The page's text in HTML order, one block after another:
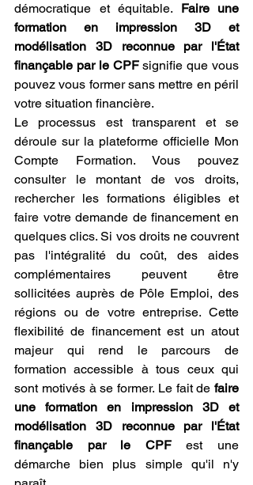
démocratique et équitable. Faire une
formation en impression 3D et
modélisation 3D reconnue par l'État
finançable par le CPF signifie que vous
pouvez vous former sans mettre en péril
votre situation financière.
Le processus est transparent et se
déroule sur la plateforme officielle Mon
Compte Formation. Vous pouvez
consulter le montant de vos droits,
rechercher les formations éligibles et
faire votre demande de financement en
quelques clics. Si vos droits ne couvrent
pas l'intégralité du coût, des aides
complémentaires peuvent être
sollicitées auprès de Pôle Emploi, des
régions ou de votre entreprise. Cette
flexibilité de financement est un atout
majeur qui rend le parcours de
formation accessible à tous ceux qui
sont motivés à se former. Le fait de faire
une formation en impression 3D et
modélisation 3D reconnue par l'État
finançable par le CPF est une
démarche bien plus simple qu'il n'y